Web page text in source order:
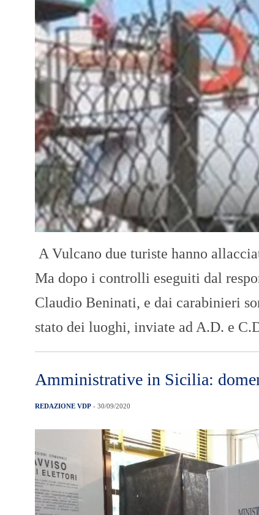
A Vulcano due turiste hanno
Ma dopo i controlli eseguiti dal
Claudio Beninati, e dai carabinieri
stato dei luoghi, inviate ad A.D. e
Amministrative in Sicilia:
REDAZIONE VDP - 30/09/2020